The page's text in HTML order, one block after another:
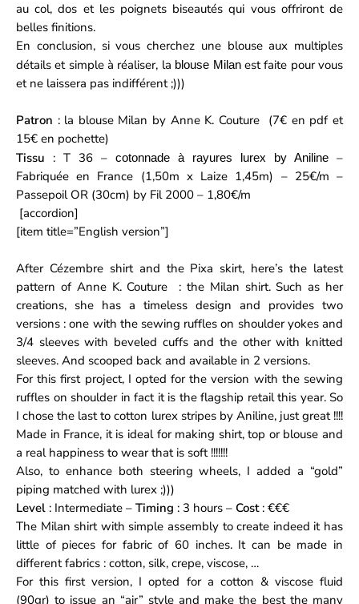
au col, dos et les poignets biseautés qui vous offriront de
belles finitions.
En conclusion, si vous cherchez une blouse aux multiples
détails et simple à réaliser, la blouse Milanest faite pour vous
et ne laissera pas indifférent ;)))
Patron : la blouse Milan by Anne K. Couture (7€ en pdf et
15€ en pochette)
Tissu : T 36 – cotonnade à rayures lurex by Aniline –
Fabriquée en France (1,50m x Laize 1,45m) – 25€/m –
Passepoil OR (30cm) by Fil 2000 – 1,80€/m
[accordion]
[item title=”English version”]
After Cézembre shirtand the Pixa skirt, here’s the latest
pattern of Anne K. Couture : the Milan shirt. Such as her
creations, she has a timeless design and provides two
versions : one with the sewing ruffles on shoulder yokes and
3/4 sleeves with beveled cuffs and the other with knitted
sleeves. And scooped back and available in 2 versions.
For this first project, I opted for the version with the sewing
ruffles on shoulder in fact it is the flagship retail this year. So
I chose the last tocotton lurex stripes by Aniline, just great !!!!
Made in France, it is ideal for making shirt, top or blouse and
a real happiness to wear that is soft !!!!!!!
Also, to enhance both steering wheels, I added a “gold”
piping matched with lurex ;)))
Level : Intermediate – Timing : 3 hours – Cost : €€€
The Milan shirt with simple assembly to create indeed it has
little of pieces for fabric of 60 inches. It can be made in
different fabrics : cotton, silk, crepe, viscose, …
For this first version, I opted for a cotton & viscose fluid
(90gr) to issue an “air” style and make the best the many